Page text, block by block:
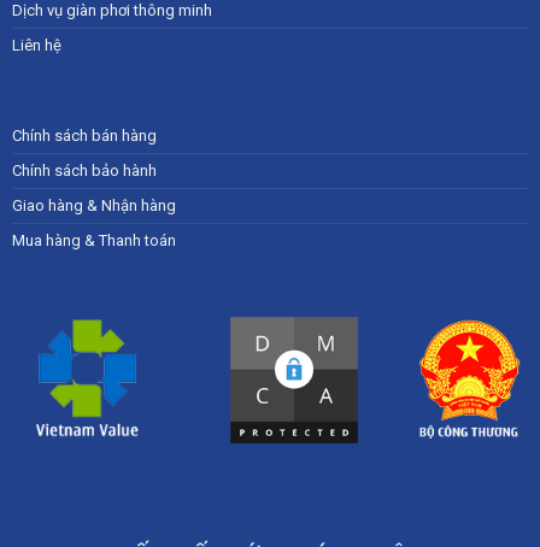
Dịch vụ giàn phơi thông minh
Liên hệ
Chính sách bán hàng
Chính sách bảo hành
Giao hàng & Nhận hàng
Mua hàng & Thanh toán